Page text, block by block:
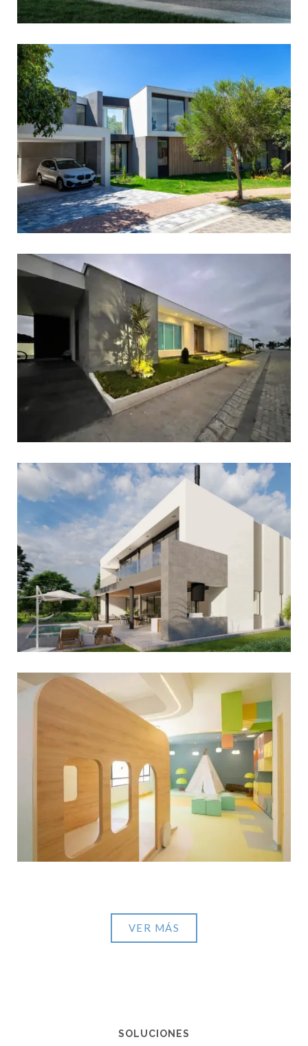
View portfolio: Casa Wolter
Casa Wolter
View portfolio: Pacific View
Pacific View
View portfolio: Punta Cana
Punta Cana
View portfolio: SEK Valles
SEK Valles
VER MÁS
SOLUCIONES